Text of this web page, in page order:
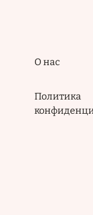
Подвал
О нас
Политика